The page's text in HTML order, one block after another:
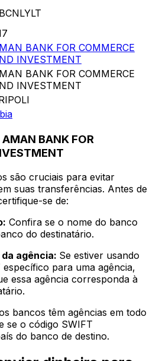
BANK FOR COMMERCE
INVESTMENT
BANK FOR COMMERCE
INVESTMENT
BANK FOR
são cruciais para evitar
suas transferências. Antes de
se de:
Confira se o nome do banco
do destinatário.
agência: Se estiver usando
para uma agência,
essa agência corresponda à
bancos têm agências em todo
se o código SWIFT
do banco de destino.